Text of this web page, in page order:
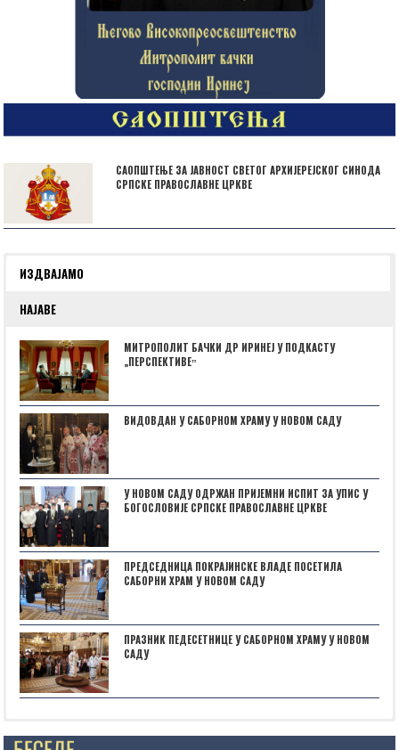
САОПШТЕЊЕ ЗА ЈАВНОСТ СВЕТОГ АРХИЈЕРЕЈСКОГ СИНОДА
СРПСКЕ ПРАВОСЛАВНЕ ЦРКВЕ
ИЗДВАЈАМО
НАЈАВЕ
МИТРОПОЛИТ БАЧКИ ДР ИРИНЕЈ У ПОДКАСТУ
„ПЕРСПЕКТИВЕˮ
ВИДОВДАН У САБОРНОМ ХРАМУ У НОВОМ САДУ
У НОВОМ САДУ ОДРЖАН ПРИЈЕМНИ ИСПИТ ЗА УПИС У
БОГОСЛОВИЈЕ СРПСКЕ ПРАВОСЛАВНЕ ЦРКВЕ
ПРЕДСЕДНИЦА ПОКРАЈИНСКЕ ВЛАДЕ ПОСЕТИЛА
САБОРНИ ХРАМ У НОВОМ САДУ
ПРАЗНИК ПЕДЕСЕТНИЦЕ У САБОРНОМ ХРАМУ У НОВОМ
САДУ
Posts not found